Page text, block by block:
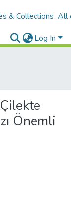
& Collections All
Log In
Önemli